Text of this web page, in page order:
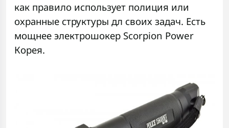
как правило использует полиция или
охранные структуры дл своих задач. Есть
мощнее электрошокер Scorpion Power
Корея.